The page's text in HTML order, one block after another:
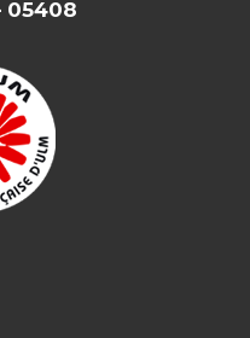
05408